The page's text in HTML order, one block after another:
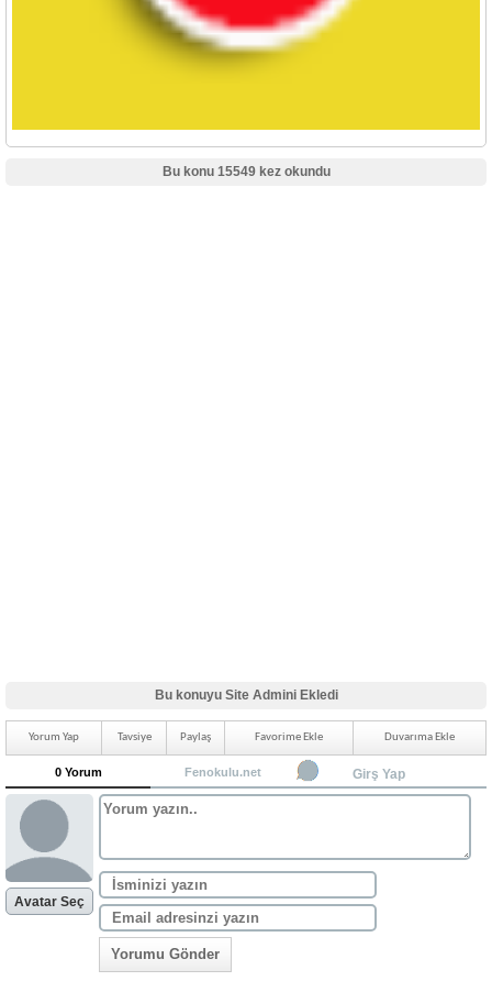
Bu konu 15549 kez okundu
Bu konuyu Site Admini Ekledi
Yorum Yap Tavsiye Paylaş Favorime Ekle Duvarıma Ekle
0 Yorum Fenokulu.net Girş Yap
Avatar Seç
Yorumu Gönder